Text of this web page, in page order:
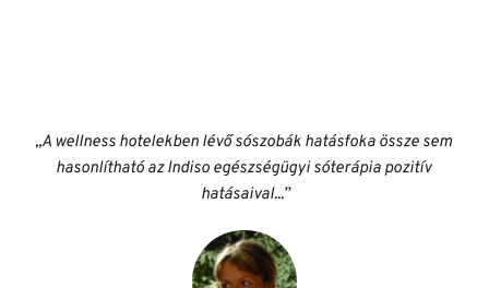
,,A wellness hotelekben lévő sószobák hatásfoka össze sem
hasonlítható az Indiso egészségügyi sóterápia pozitív
hatásaival...”